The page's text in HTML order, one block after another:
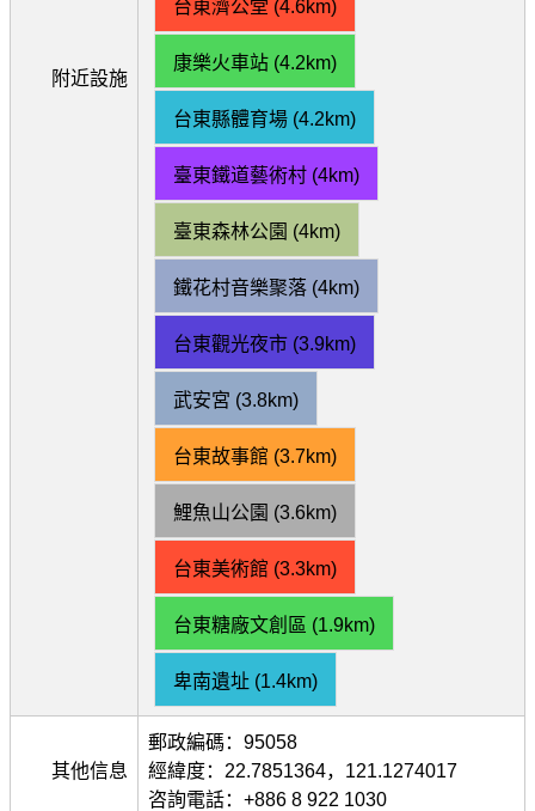
附近設施
台東濟公堂 (4.6km)
康樂火車站 (4.2km)
台東縣體育場 (4.2km)
臺東鐵道藝術村 (4km)
臺東森林公園 (4km)
鐵花村音樂聚落 (4km)
台東觀光夜市 (3.9km)
武安宮 (3.8km)
台東故事館 (3.7km)
鯉魚山公園 (3.6km)
台東美術館 (3.3km)
台東糖廠文創區 (1.9km)
卑南遺址 (1.4km)
其他信息
郵政編碼：95058
經緯度：22.7851364，121.1274017
咨詢電話：+886 8 922 1030